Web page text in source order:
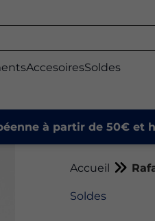
AccesoiresSoldes
à partir de 50€ et
Accueil
Soldes